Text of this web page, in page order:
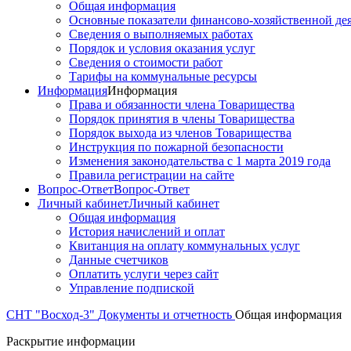
Общая информация
Основные показатели финансово-хозяйственной
Сведения о выполняемых работах
Порядок и условия оказания услуг
Сведения о стоимости работ
Тарифы на коммунальные ресурсы
ИнформацияИнформация
Права и обязанности члена Товарищества
Порядок принятия в члены Товарищества
Порядок выхода из членов Товарищества
Инструкция по пожарной безопасности
Изменения законодательства с 1 марта 2019 года
Правила регистрации на сайте
Вопрос-ОтветВопрос-Ответ
Личный кабинетЛичный кабинет
Общая информация
История начислений и оплат
Квитанция на оплату коммунальных услуг
Данные счетчиков
Оплатить услуги через сайт
Управление подпиской
СНТ "Восход-3" Документы и отчетность Общая информация
Раскрытие информации